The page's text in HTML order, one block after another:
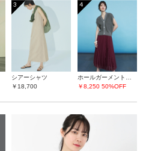
3
シアーシャツ
￥18,700
4
ホールガーメント片畦ニットベスト
￥8,250 50%OFF